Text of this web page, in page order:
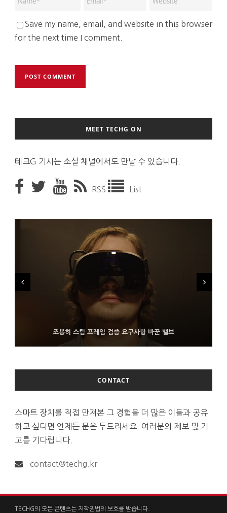
Save my name, email, and website in this browser
for the next time I comment.
MEET TECHG ON
테크G 기사는 소셜 채널에서도 만날 수 있습니다.
RSS List
조용히 스팀 프레임 검증 요구사항 바꾼 밸브
9월 4일부터 서비스 접는 안드로이드 장치용 구글 어시스턴트
보인 삼성전자
CONTACT
스마트 장치를 직접 만져본 그 경험을 더 많은 이들과 공유
하고 싶다면 언제든 문은 두드리세요. 여러분의 제보 및 기
고를 기다립니다.
contact@techg.kr
TECHG의 모든 콘텐츠는 저작권법의 보호를 받습니다.